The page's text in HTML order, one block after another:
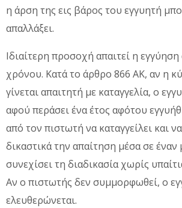
η άρση της εις βάρος του εγγυητή
απαλλάξει.
Ιδιαίτερη προσοχή απαιτεί η
χρόνου. Κατά το άρθρο 866 ΑΚ, αν η
γίνεται απαιτητή με καταγγελία, ο
αφού περάσει ένα έτος αφότου
από τον πιστωτή να καταγγείλει και
δικαστικά την απαίτηση μέσα σε έναν
συνεχίσει τη διαδικασία χωρίς
Αν ο πιστωτής δεν συμμορφωθεί, ο
ελευθερώνεται.